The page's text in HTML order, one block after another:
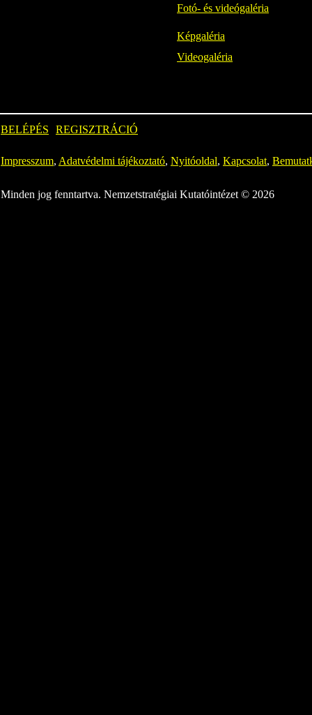
Fotó- és videógaléria
Képgaléria
Videogaléria
BELÉPÉS REGISZTRÁCIÓ
Impresszum, Adatvédelmi tájékoztató, Nyitóoldal, Kapcsolat,
Minden jog fenntartva. Nemzetstratégiai Kutatóintézet © 2026